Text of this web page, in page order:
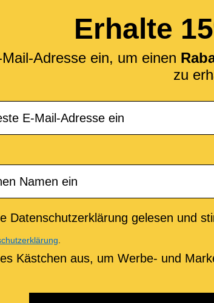
Erhalte
Adresse ein, um einen
zu
Datenschutzerklärung gelesen und
.
Kästchen aus, um Werbe- und